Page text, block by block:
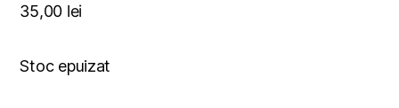
35,00 lei
Stoc epuizat